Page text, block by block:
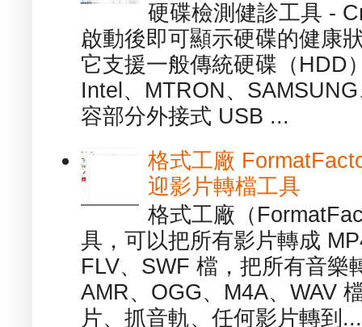
硬碟檢測健診工具 -
啟動後即可顯示硬碟的健康
它支援一般傳統硬碟（HDD
Intel、MTRON、
容部分外接式 USB ...
格式工廠
迎影片轉檔工具
格式工廠（
具，可以把所有影片轉成
FLV、SWF 檔，把所有音樂
AMR、OGG、M4A、WAV
片、抓音軌、任何影片轉到...